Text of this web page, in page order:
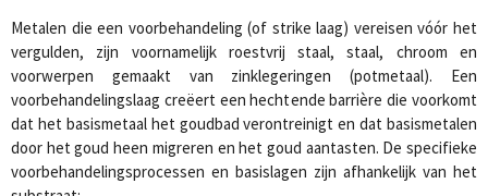
Metalen die een voorbehandeling (of strike laag) vereisen vóór het
vergulden, zijn voornamelijk roestvrij staal, staal, chroom en
voorwerpen gemaakt van zinklegeringen (potmetaal). Een
voorbehandelingslaag creëert een hechtende barrière die voorkomt
dat het basismetaal het goudbad verontreinigt en dat basismetalen
door het goud heen migreren en het goud aantasten. De specifieke
voorbehandelingsprocessen en basislagen zijn afhankelijk van het